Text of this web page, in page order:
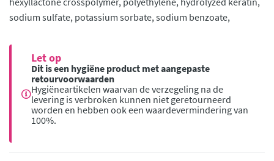
sodium sulfate, potassium sorbate, sodium benzoate,
Let op
Dit is een hygiëne product met aangepaste
retourvoorwaarden
Hygiëneartikelen waarvan de verzegeling na de
levering is verbroken kunnen niet geretourneerd
worden en hebben ook een waardevermindering van
100%.